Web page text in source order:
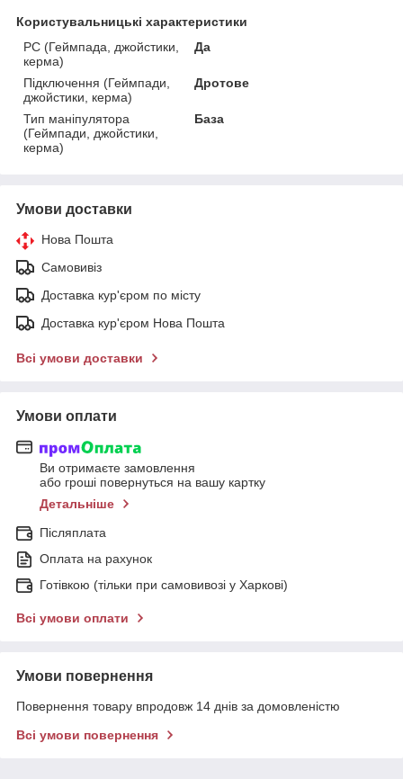
Користувальницькі характеристики
PC (Геймпада, джойстики,
керма)
Да
Підключення (Геймпади,
джойстики, керма)
Дротове
Тип маніпулятора
(Геймпади, джойстики,
керма)
База
Умови доставки
Нова Пошта
Самовивіз
Доставка кур'єром по місту
Доставка кур'єром Нова Пошта
Всі умови доставки
Умови оплати
Ви отримаєте замовлення
або гроші повернуться на вашу картку
Детальніше
Післяплата
Оплата на рахунок
Готівкою (тільки при самовивозі у Харкові)
Всі умови оплати
Умови повернення
Повернення товару впродовж 14 днів за домовленістю
Всі умови повернення